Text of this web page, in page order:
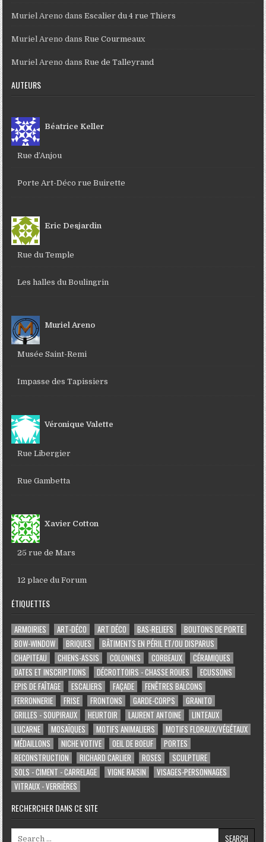
Muriel Areno dansEscalier du 4 rue Thiers
Muriel Areno dansRue Courmeaux
Muriel Areno dansRue de Talleyrand
AUTEURS
Béatrice Keller
Rue d’Anjou
Porte Art-Déco rue Buirette
Eric Desjardin
Rue du Temple
Les halles du Boulingrin
Muriel Areno
Musée Saint-Remi
Impasse des Tapissiers
Véronique Valette
Rue Libergier
Rue Gambetta
Xavier Cotton
25 rue de Mars
12 place du Forum
ÉTIQUETTES
ARMOIRIES ART-DÉCO ART DÉCO BAS-RELIEFS
BOUTONS DE PORTE
BOW-WINDOW
BRIQUES
BÂTIMENTS EN PÉRIL ET/OU DISPARUS
CHAPITEAU
CHIENS-ASSIS COLONNES CORBEAUX
CÉRAMIQUES
DATES ET INSCRIPTIONS
DÉCROTTOIRS - CHASSE ROUES
ECUSSONS
EPIS DE FAÎTAGE
ESCALIERS FAÇADE
FENÊTRES BALCONS
FERRONNERIE
FRISE FRONTONS GARDE-CORPS
GRANITO
GRILLES - SOUPIRAUX
HEURTOIR LAURENT ANTOINE
LINTEAUX
LUCARNE
MOSAÏQUES MOTIFS ANIMALIERS
MOTIFS FLORAUX/VÉGÉTAUX
MÉDAILLONS
NICHE VOTIVE OEIL DE BOEUF
PORTES
RECONSTRUCTION
RICHARD CARLIER ROSES
SCULPTURE
SOLS - CIMENT - CARRELAGE
VIGNE RAISIN
VISAGES-PERSONNAGES
VITRAUX - VERRIÈRES
RECHERCHER DANS CE SITE